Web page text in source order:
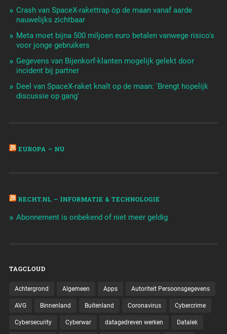
Crash van SpaceX-rakettrap op de maan vanaf aarde
nauwelijks zichtbaar
Meta moet bijna 500 miljoen euro betalen vanwege risico's
voor jonge gebruikers
Gegevens van Bijenkorf-klanten mogelijk gelekt door
incident bij partner
Deel van SpaceX-raket knalt op de maan: 'Brengt hopelijk
discussie op gang'
EUROPA – NU
RECHT.NL – INFORMATIE & TECHNOLOGIE
Abonnement is onbekend of niet meer geldig
TAGCLOUD
Achtergrond Algemeen Apps Autoriteit Persoonsgegevens
AVG Binnenland Buitenland Coronavirus Cybercrime
Cybersecurity Cyberwar datagedreven werken Datalek